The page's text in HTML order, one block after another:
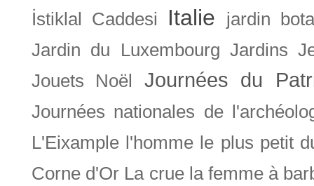
İstiklal Caddesi Italie
jardin
Jardin du Luxembourg Jardins
Jouets Noël
Journées du
Journées nationales de
L'Eixample l'homme le plus petit
Corne d'Or La crue la femme à